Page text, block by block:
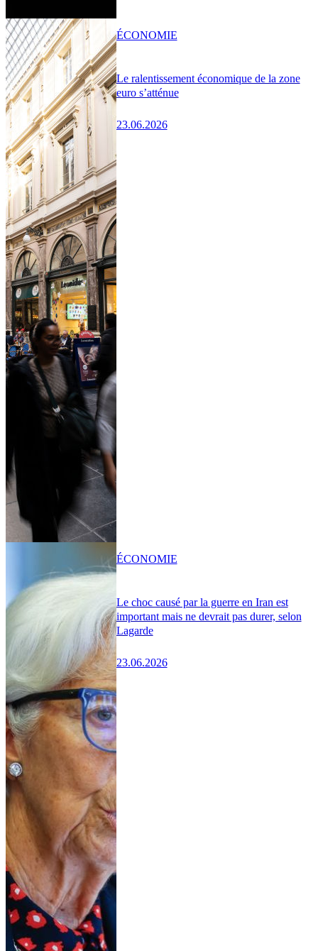
Le ralentissement économique de la zone
euro s’atténue
23.06.2026
ÉCONOMIE
Le choc causé par la guerre en Iran est
important mais ne devrait pas durer, selon
Lagarde
23.06.2026
ÉCONOMIE